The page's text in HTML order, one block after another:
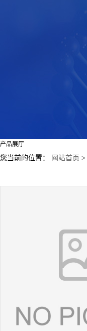
产品展厅
您当前的位置： 网站首页 >